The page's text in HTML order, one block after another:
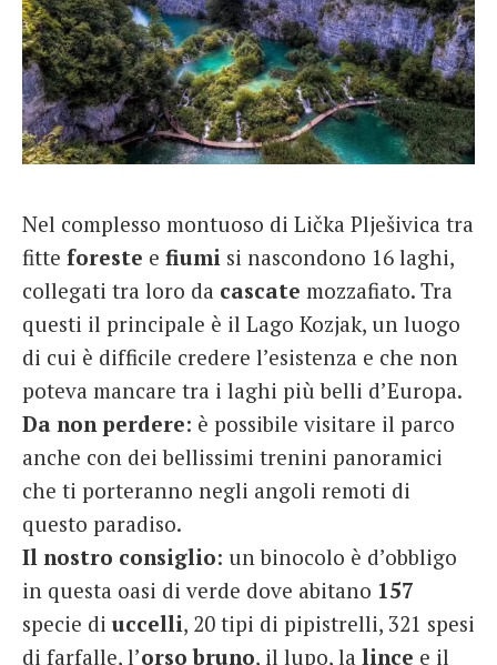
Nel complesso montuoso di Lička Plješivica tra
fitte foreste e fiumi si nascondono 16 laghi,
collegati tra loro da cascate mozzafiato. Tra
questi il principale è il Lago Kozjak, un luogo
di cui è difficile credere l’esistenza e che non
poteva mancare tra i laghi più belli d’Europa.
Da non perdere: è possibile visitare il parco
anche con dei bellissimi trenini panoramici
che ti porteranno negli angoli remoti di
questo paradiso.
Il nostro consiglio: un binocolo è d’obbligo
in questa oasi di verde dove abitano 157
specie di uccelli, 20 tipi di pipistrelli, 321 spesi
di farfalle, l’orso bruno, il lupo, la lince e il